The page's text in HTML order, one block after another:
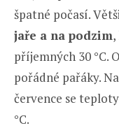
špatné počasí.
jaře a na podzim
příjemných 30 °C.
pořádné pařáky.
července se
°C.